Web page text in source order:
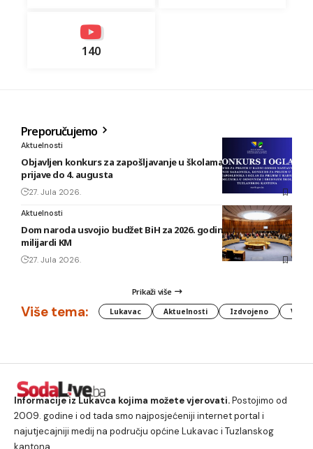
140
Preporučujemo
Aktuelnosti
Objavljen konkurs za zapošljavanje u školama TK: Rok za
prijave do 4. augusta
27. Jula 2026.
Aktuelnosti
Dom naroda usvojio budžet BiH za 2026. godinu vrijedan 1,58
milijardi KM
27. Jula 2026.
Prikaži više
Više tema: Lukavac Aktuelnosti Izdvojeno
Informacije iz Lukavca kojima možete vjerovati.Postojimo od
2009. godine i od tada smo najposjećeniji internet portal i
najutjecajniji medij na području općine Lukavac i Tuzlanskog